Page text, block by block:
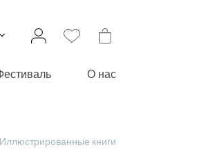
О нас
Иллюстрированные книги